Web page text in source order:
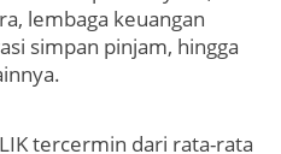
lembaga keuangan
simpan pinjam, hingga
tercermin dari rata-rata